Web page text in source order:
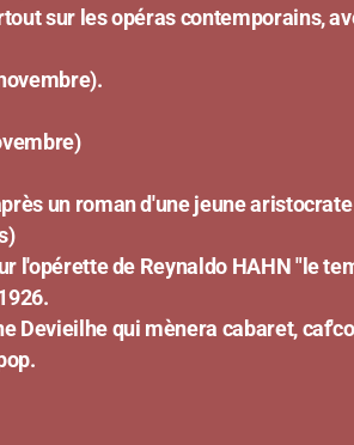
sur les opéras contemporains,
d'une jeune aristocrate
Reynaldo HAHN "le temps
qui mènera cabaret, caf'conc,